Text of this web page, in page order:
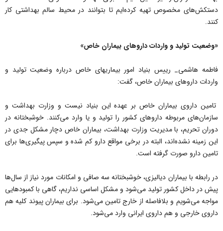
دستکش‌های مخصوص تهیه کرده‌ایم تا بتوانند در محیط سالم بهداشتی کار
کنند.
«وضعیت تولید و واردات داروهای بیماران خاص»
فاطمه هاشمی_ رییس بنیاد امور بیماریهای خاص درباره وضعیت تولید و
واردات داروهای بیماران خاص، گفت:
تامین داروی بیماران خاص بر عهده این بنیاد نیست و وزارت بهداشت و
سازمان‌های مربوطه داروهای کشور را تولید و یا وارد می‌کنند. خوشبختانه در
دوران تحریم، با مدیریت وزارت بهداشت، بیماران خاص دچار مشکل جدی در
این زمینه نشده‌اند، البته در برخی مواقع دارو کم شده و سپس پیگیری‌ها برای
تامین دارو صورت گرفته است.
در رابطه با بیماران دیالیزی، خوشبختانه سه صافی و امکانات مورد نیاز از سال‌ها
پیش در داخل کشور تولید می‌شود و مشکل اساسی نداریم، گاهی با کمبودهایی
مواجه می‌شویم و بلافاصله از خارج تامین می‌شود. برای بیماران پیوند کلیه هم
داروی خارجی و هم داروی ایرانی وارد می‌شود.